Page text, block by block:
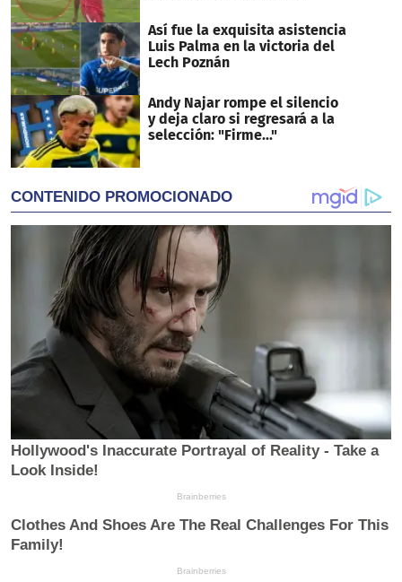
Así fue la exquisita asistencia
Luis Palma en la victoria del
Lech Poznán
Andy Najar rompe el silencio
y deja claro si regresará a la
selección: "Firme..."